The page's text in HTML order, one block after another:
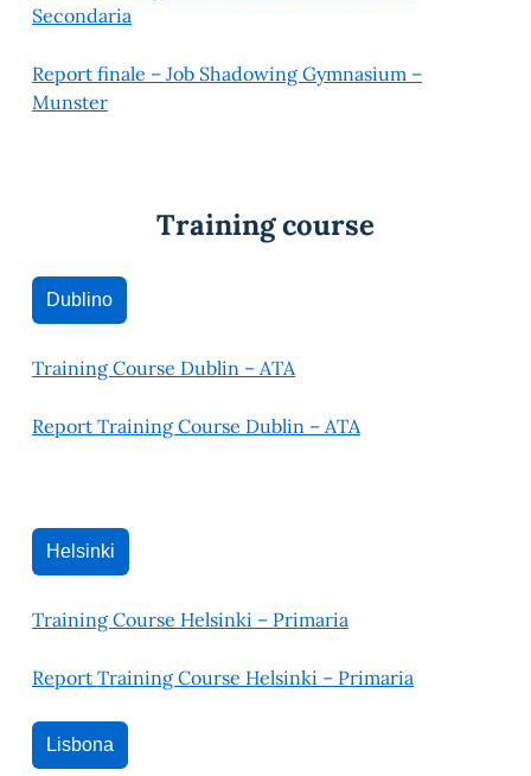
Secondaria
Report finale – Job Shadowing Gymnasium –
Munster
Training course
Dublino
Training Course Dublin – ATA
Report Training Course Dublin – ATA
Helsinki
Training Course Helsinki – Primaria
Report Training Course Helsinki – Primaria
Lisbona